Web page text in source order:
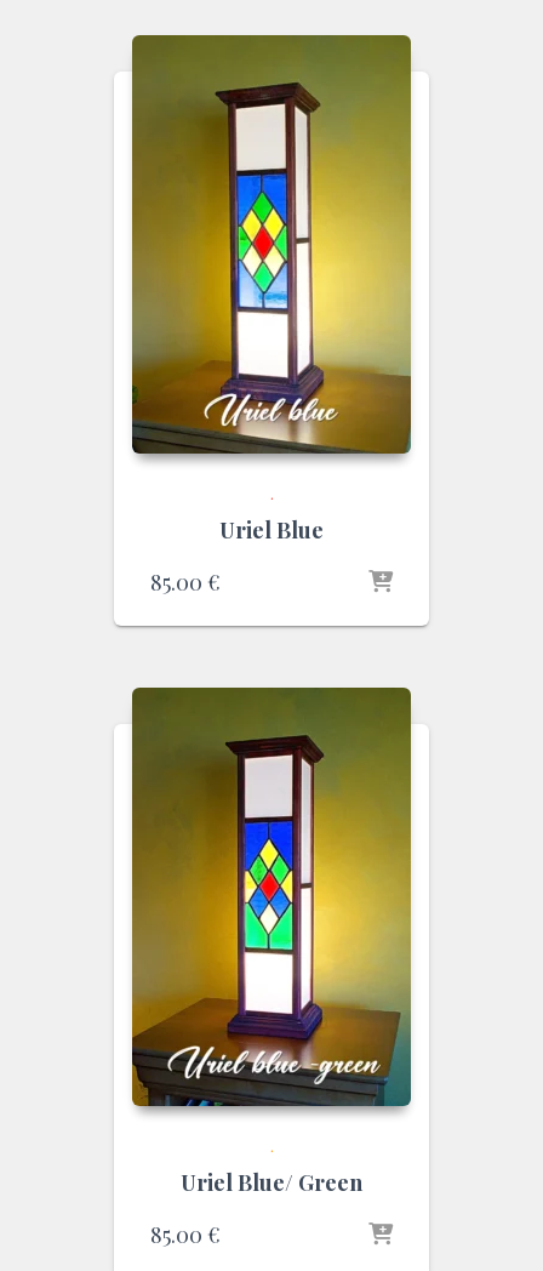
.
Uriel Blue
85.00 €
.
Uriel Blue/ Green
85.00 €